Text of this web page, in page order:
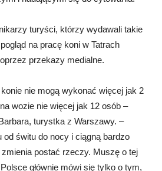
turyści, którzy wydawali takie
na pracę koni w Tatrach
przekazy medialne.
nie mogą wykonać więcej jak 2
wozie nie więcej jak 12 osób –
turystka z Warszawy. –
od świtu do nocy i ciągną bardzo
postać rzeczy. Muszę o tej
głównie mówi się tylko o tym,